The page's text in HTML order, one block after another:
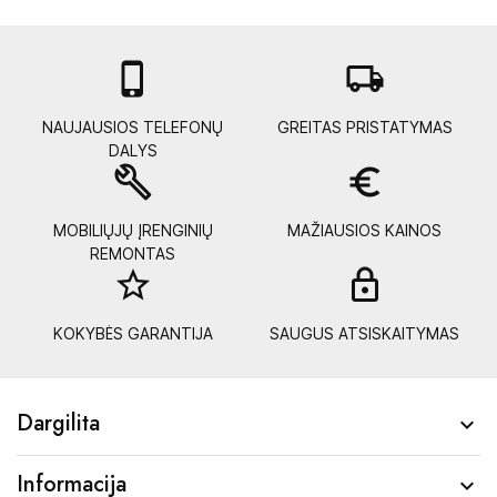

NAUJAUSIOS TELEFONŲ
DALYS
local_shipping
GREITAS PRISTATYMAS
build
MOBILIŲJŲ ĮRENGINIŲ
REMONTAS
euro_symbol
MAŽIAUSIOS KAINOS
star_border
KOKYBĖS GARANTIJA SAUGUS ATSISKAITYMAS
Dargilita 
Informacija 